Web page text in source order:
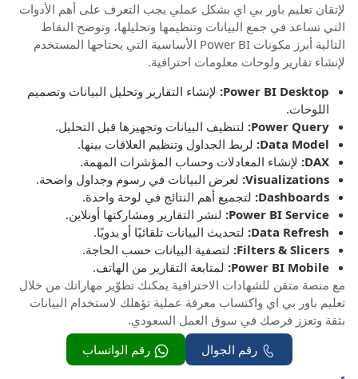
لإتقان تعليم باور بي اي بشكل عملي يجب التعرف على أهم الأدوات
التي تساعد في جمع البيانات وتنظيمها وتحليلها، وتوضح النقاط
التالية أبرز مكونات Power BI الأساسية التي يحتاجها المستخدم
لإنشاء تقارير ولوحات معلومات احترافية.
Power BI Desktop: لإنشاء التقارير وتحليل البيانات وتصميم
اللوحات.
Power Query: لتنظيف البيانات وتجهيزها قبل التحليل.
Data Model: لربط الجداول وتنظيم العلاقات بينها.
DAX: لإنشاء المعادلات وحساب المؤشرات المهمة.
Visualizations: لعرض البيانات في رسوم وجداول واضحة.
Dashboards: لتجميع أهم النتائج في لوحة واحدة.
Power BI Service: لنشر التقارير ومشاركتها أونلاين.
Data Refresh: لتحديث البيانات تلقائيًا أو يدويًا.
Filters & Slicers: لتصفية البيانات حسب الحاجة.
Power BI Mobile: لمتابعة التقارير من الهاتف.
مع منصة متقن للشهادات الاحترافية يمكنك تطوّير مهاراتك من خلال
تعليم باور بي اي واكتساب معرفة عملية تؤهلك لاستخدام البيانات
بثقة وتعزز فرصك في سوق العمل السعودي.
رقم الجوال
رقم الواتساب